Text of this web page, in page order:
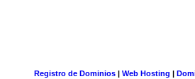
Registro de Dominios| Web Hosting |